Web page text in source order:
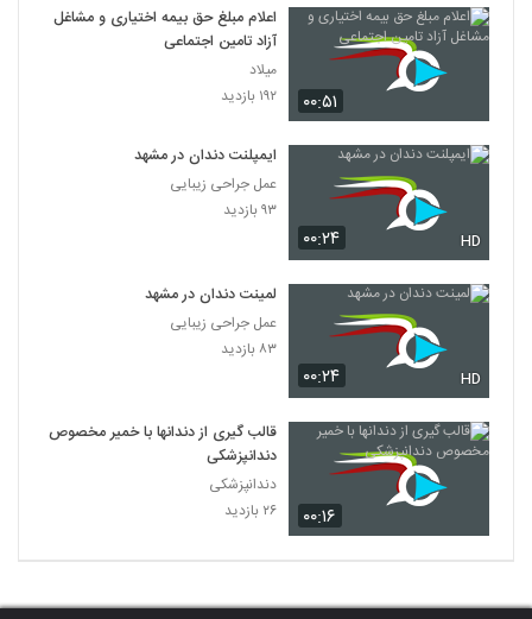
۰۰:۵۱
اعلام مبلغ حق بیمه اختیاری و مشاغل
آزاد تامین اجتماعی
میلاد
۱۹۲ بازدید
۰۰:۲۴ HD
ایمپلنت دندان در مشهد
عمل جراحی زیبایی
۹۳ بازدید
۰۰:۲۴ HD
لمینت دندان در مشهد
عمل جراحی زیبایی
۸۳ بازدید
۰۰:۱۶
قالب گیری از دندانها با خمیر مخصوص
دندانپزشکی
دندانپزشکی
۲۶ بازدید